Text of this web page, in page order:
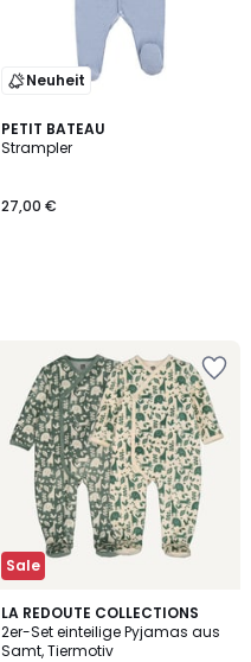
Neuheit
PETIT BATEAU
Strampler
27,00 €
Sale
LA REDOUTE COLLECTIONS
2er-Set einteilige Pyjamas aus
Samt, Tiermotiv